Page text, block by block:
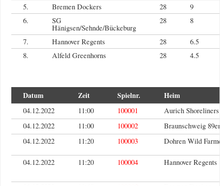
5.
Bremen Dockers 28
9
6.
SG
Hänigsen/Sehnde/Bückeburg
28 8
7. Hannover Regents 28
6.5
8.
Alfeld Greenhorns 28 4.5
Datum Zeit Spielnr. Heim
04.12.2022 11:00 100001
Aurich Shoreliners
04.12.2022
11:00 100002
Braunschweig
04.12.2022
11:20 100003 Dohren Wild
04.12.2022 11:20 100004 Hannover Regents